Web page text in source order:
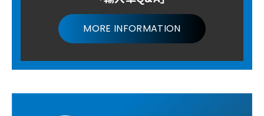
MORE INFORMATION